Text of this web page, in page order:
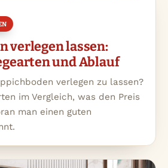
verlegen lassen:
und Ablauf
verlegen zu lassen?
im Vergleich, was den Preis
man einen guten